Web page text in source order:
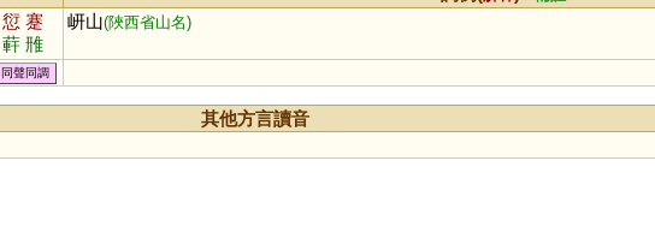
愆 蹇
蓒 雃
幵 杴
岍山(陜西省山名)
同聲同調
其他方言讀音